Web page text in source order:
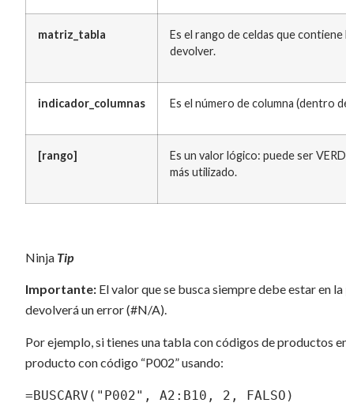
matriz_tabla
Es el rango de celdas que
devolver.
indicador_columnas Es el número de columna (dentro
[rango]
Es un valor lógico: puede ser
más utilizado.
Ninja Tip
Importante: El valor que se busca siempre debe estar en la
devolverá un error (#N/A).
Por ejemplo, si tienes una tabla con códigos de productos
producto con código “P002” usando:
=BUSCARV("P002", A2:B10, 2, FALSO)